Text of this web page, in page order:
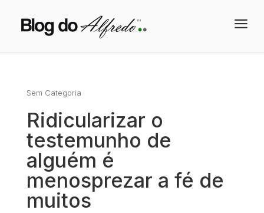
a
Sem Categoria
Ridicularizar o
testemunho de
alguém é
menosprezar a fé de
muitos